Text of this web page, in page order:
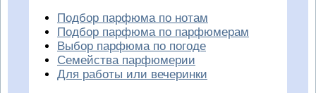
Подбор парфюма по нотам
Подбор парфюма по парфюмерам
Выбор парфюма по погоде
Семейства парфюмерии
Для работы или вечеринки